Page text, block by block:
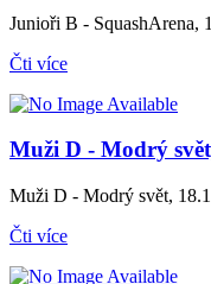
Junioři B - SquashArena,
Čti více
Muži D - Modrý
Muži D - Modrý svět,
Čti více